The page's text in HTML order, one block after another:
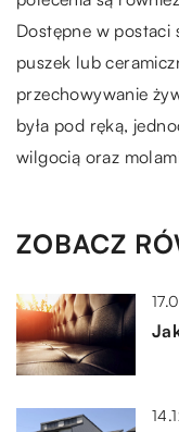
Dostępne w postaci
puszek lub
przechowywanie
była pod ręką,
wilgocią oraz
ZOBACZ